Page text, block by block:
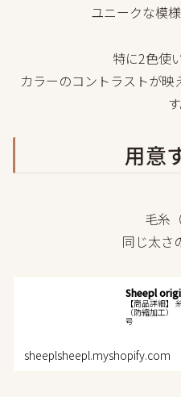
ユニークな模
特に2色使
カラーのコントラストが映
す
用意
毛糸
同じ太さ
Sheepl
【商品詳細
（防縮加工
号
sheeplsheepl.myshopify.com